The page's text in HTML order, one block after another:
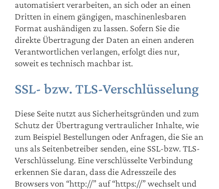
automatisiert verarbeiten, an sich oder an einen
Dritten in einem gängigen, maschinenlesbaren
Format aushändigen zu lassen. Sofern Sie die
direkte Übertragung der Daten an einen anderen
Verantwortlichen verlangen, erfolgt dies nur,
soweit es technisch machbar ist.
SSL- bzw. TLS-Verschlüsselung
Diese Seite nutzt aus Sicherheitsgründen und zum
Schutz der Übertragung vertraulicher Inhalte, wie
zum Beispiel Bestellungen oder Anfragen, die Sie an
uns als Seitenbetreiber senden, eine SSL-bzw. TLS-
Verschlüsselung. Eine verschlüsselte Verbindung
erkennen Sie daran, dass die Adresszeile des
Browsers von “http://” auf “https://” wechselt und